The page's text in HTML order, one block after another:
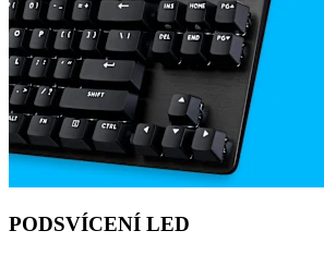
PODSVÍCENÍ LED